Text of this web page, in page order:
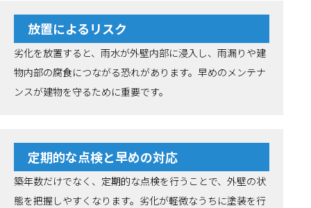
放置によるリスク
劣化を放置すると、雨水が外壁内部に浸入し、雨漏りや建
物内部の腐食につながる恐れがあります。早めのメンテナ
ンスが建物を守るために重要です。
定期的な点検と早めの対応
築年数だけでなく、定期的な点検を行うことで、外壁の状
態を把握しやすくなります。劣化が軽微なうちに塗装を行